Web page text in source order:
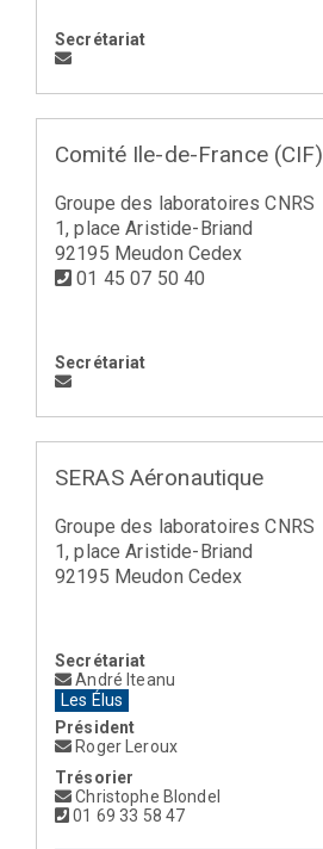
Secrétariat
Comité Ile-de-France (CIF)
Groupe des laboratoires CNRS
1, place Aristide-Briand
92195 Meudon Cedex
01 45 07 50 40
Secrétariat
SERAS Aéronautique
Groupe des laboratoires CNRS
1, place Aristide-Briand
92195 Meudon Cedex
Secrétariat
André Iteanu
Les Élus
Président
Roger Leroux
Trésorier
Christophe Blondel
01 69 33 58 47